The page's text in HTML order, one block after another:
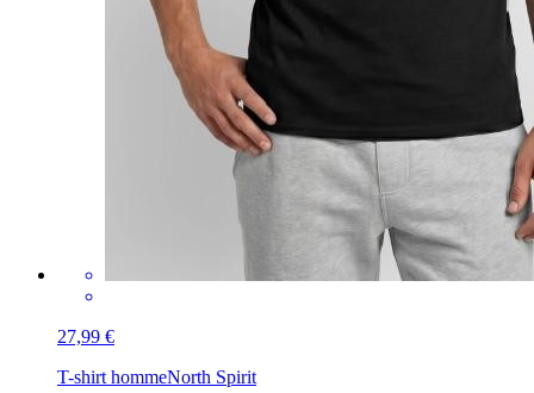
27,99 €
T-shirt hommeNorth Spirit